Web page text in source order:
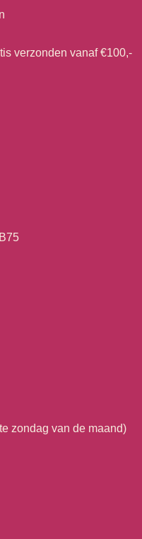
verzonden vanaf €100,-
zondag van de maand)